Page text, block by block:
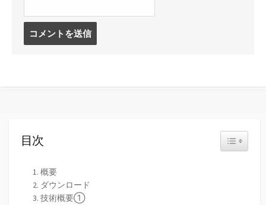
目次 Toggle
概要
ダウンロード
技術概要①